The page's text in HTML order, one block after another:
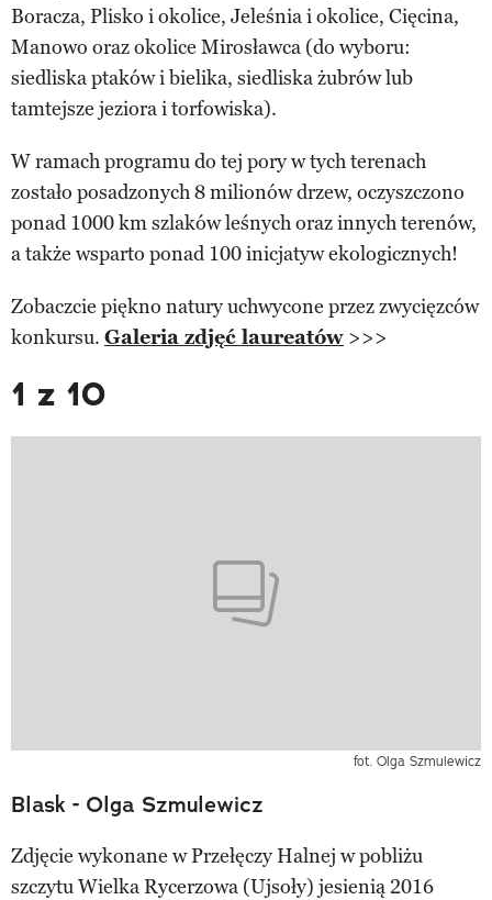
Boracza, Plisko i okolice, Jeleśnia i okolice, Cięcina,
Manowo oraz okolice Mirosławca (do wyboru:
siedliska ptaków i bielika, siedliska żubrów lub
tamtejsze jeziora i torfowiska).
W ramach programu do tej pory w tych terenach
zostało posadzonych 8 milionów drzew, oczyszczono
ponad 1000 km szlaków leśnych oraz innych terenów,
a także wsparto ponad 100 inicjatyw ekologicznych!
Zobaczcie piękno natury uchwycone przez zwycięzców
konkursu. Galeria zdjęć laureatów >>>
1 z 10
fot. Olga Szmulewicz
Blask - Olga Szmulewicz
Zdjęcie wykonane w Przełęczy Halnej w pobliżu
szczytu Wielka Rycerzowa (Ujsoły) jesienią 2016